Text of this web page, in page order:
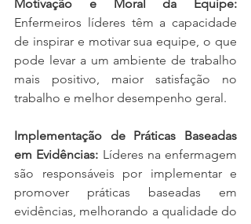
Motivação e Moral da Equipe:
Enfermeiros líderes têm a capacidade
de inspirar e motivar sua equipe, o que
pode levar a um ambiente de trabalho
mais positivo, maior satisfação no
trabalho e melhor desempenho geral.
Implementação de Práticas Baseadas
em Evidências: Líderes na enfermagem
são responsáveis por implementar e
promover práticas baseadas em
evidências, melhorando a qualidade do